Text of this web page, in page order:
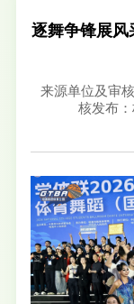
逐舞争锋展风
来源单位及审
核发布